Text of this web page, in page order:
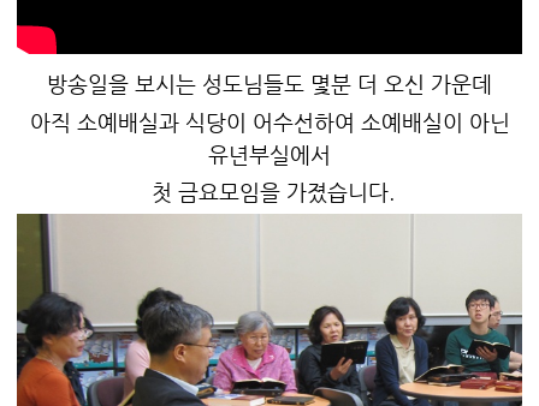
방송일을 보시는 성도님들도 몇분 더 오신 가운데
아직 소예배실과 식당이 어수선하여 소예배실이 아닌
유년부실에서
첫 금요모임을 가졌습니다.